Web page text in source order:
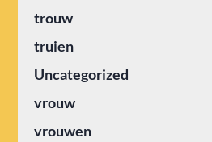
trouw
truien
Uncategorized
vrouw
vrouwen